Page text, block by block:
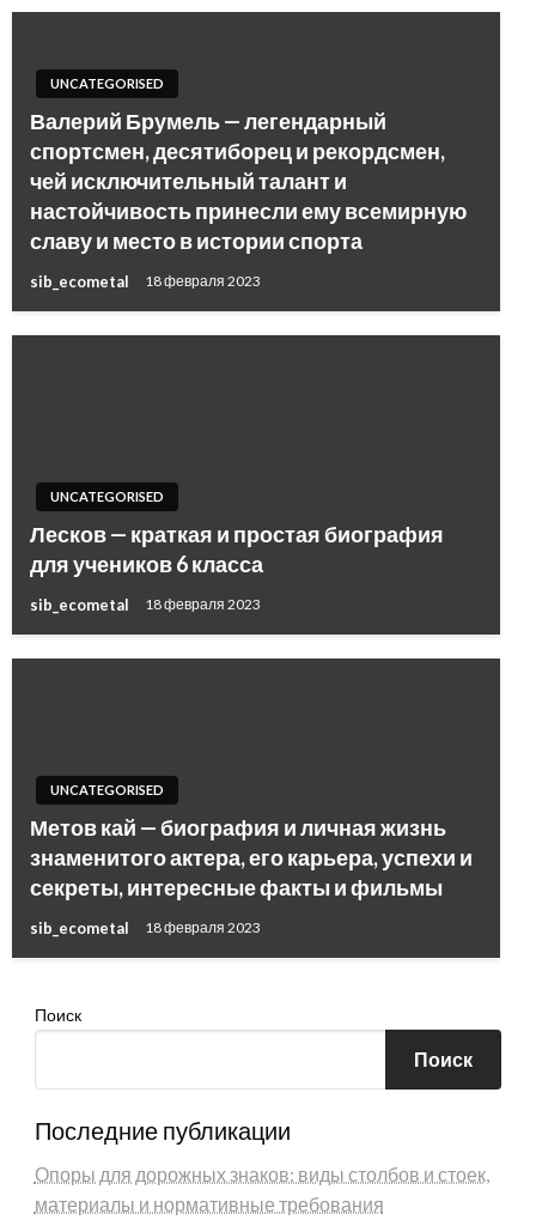
UNCATEGORISED
Валерий Брумель — легендарный
спортсмен, десятиборец и рекордсмен,
чей исключительный талант и
настойчивость принесли ему всемирную
славу и место в истории спорта
sib_ecometal 18 февраля 2023
UNCATEGORISED
Лесков — краткая и простая биография
для учеников 6 класса
sib_ecometal 18 февраля 2023
UNCATEGORISED
Метов кай — биография и личная жизнь
знаменитого актера, его карьера, успехи и
секреты, интересные факты и фильмы
sib_ecometal 18 февраля 2023
Поиск
Поиск
Последние публикации
Опоры для дорожных знаков: виды столбов и стоек,
материалы и нормативные требования